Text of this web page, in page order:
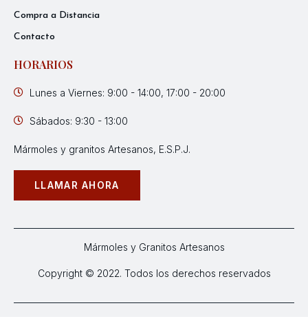
Compra a Distancia
Contacto
HORARIOS
Lunes a Viernes: 9:00 - 14:00, 17:00 - 20:00
Sábados: 9:30 - 13:00
Mármoles y granitos Artesanos, E.S.P.J.
LLAMAR AHORA
Mármoles y Granitos Artesanos
Copyright © 2022. Todos los derechos reservados